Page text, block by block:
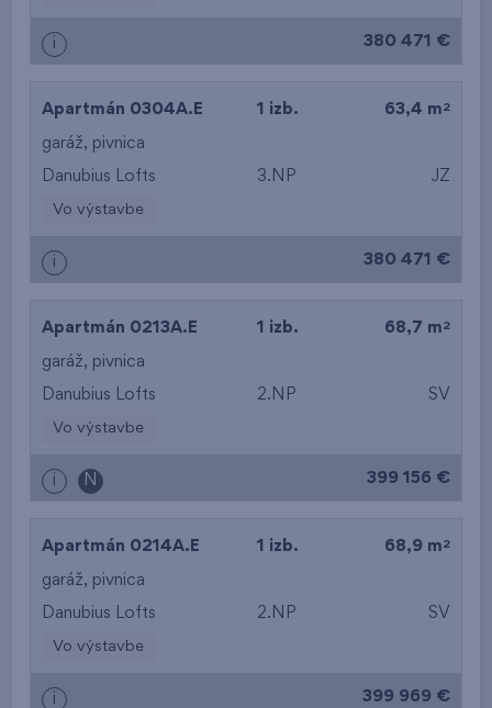
i 380 471 €
Apartmán 0304A.E 1 izb. 63,4 m 2
garáž, pivnica
Danubius Lofts 3.NP JZ
Vo výstavbe
i 380 471 €
Apartmán 0213A.E 1 izb. 68,7 m 2
garáž, pivnica
Danubius Lofts 2.NP SV
Vo výstavbe
i N 399 156 €
Apartmán 0214A.E 1 izb. 68,9 m 2
garáž, pivnica
Danubius Lofts 2.NP SV
Vo výstavbe
i 399 969 €